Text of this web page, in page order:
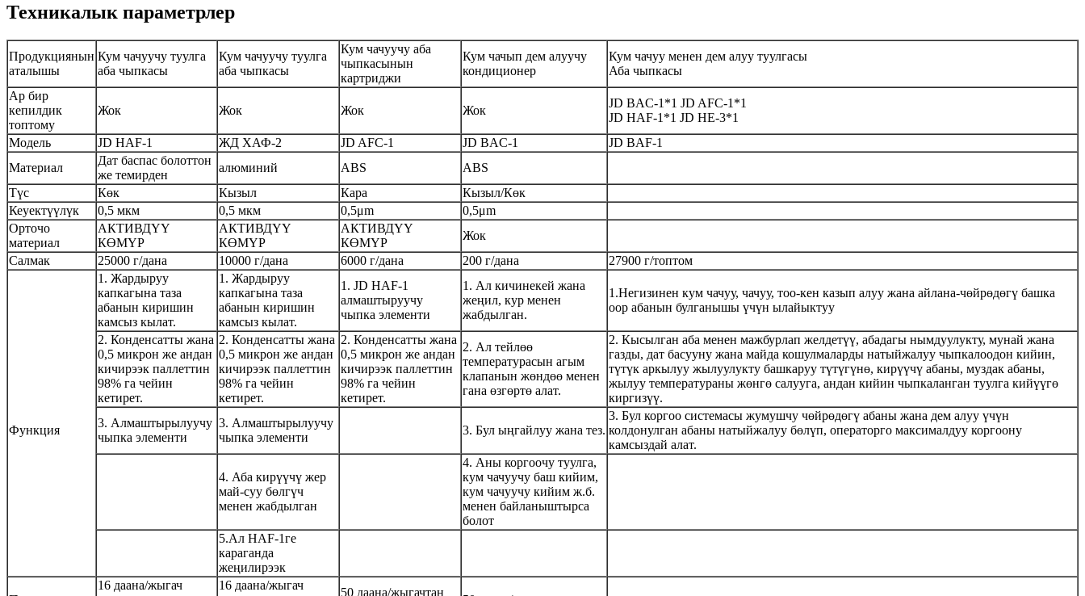
Техникалык параметрлер
Продукциянын
аталышы
Кум чачуучу туулга
аба чыпкасы
Кум чачуучу туулга
аба чыпкасы
Кум чачуучу аба
чыпкасынын
картриджи
Кум чачып дем алуучу
кондиционер
Кум чачуу менен дем алуу туулгасы
Аба чыпкасы
Ар бир
кепилдик
топтому
Жок Жок Жок Жок
JD BAC-1*1 JD AFC-1*1
JD HAF-1*1 JD HE-3*1
Модель
JD HAF-1 ЖД ХАФ-2 JD AFC-1 JD BAC-1
JD BAF-1
Материал
Дат баспас болоттон
же темирден
алюминий ABS
ABS
Түс
Көк Кызыл Кара
Кызыл/Көк
Кеуектүүлүк
0,5 мкм 0,5 мкм 0,5μm 0,5μm
Орточо
материал
АКТИВДҮҮ ​​
КӨМҮР
АКТИВДҮҮ ​​
КӨМҮР
АКТИВДҮҮ ​​
КӨМҮР
Жок
Салмак
25000 г/дана 10000 г/дана 6000 г/дана 200 г/дана 27900 г/топтом
Функция
1. Жардыруу
капкагына таза
абанын киришин
камсыз кылат.
1. Жардыруу
капкагына таза
абанын киришин
камсыз кылат.
1. JD HAF-1
алмаштыруучу
чыпка элементи
1. Ал кичинекей жана
жеңил, кур менен
жабдылган.
1.Негизинен кум чачуу, чачуу, тоо-кен казып алуу жана айлана-чөйрөдөгү башка
оор абанын булганышы үчүн ылайыктуу
2. Конденсатты жана
0,5 микрон же андан
кичирээк паллеттин
98% га чейин
кетирет.
2. Конденсатты жана
0,5 микрон же андан
кичирээк паллеттин
98% га чейин
кетирет.
2. Конденсатты жана
0,5 микрон же андан
кичирээк паллеттин
98% га чейин
кетирет.
2. Ал тейлөө
температурасын агым
клапанын жөндөө менен
гана өзгөртө алат.
2. Кысылган аба менен мажбурлап желдетүү, абадагы нымдуулукту, мунай жана
газды, дат басууну жана майда кошулмаларды натыйжалуу чыпкалоодон кийин,
түтүк аркылуу жылуулукту башкаруу түтүгүнө, кирүүчү абаны, муздак абаны,
жылуу температураны жөнгө салууга, андан кийин чыпкаланган туулга кийүүгө
киргизүү.
3. Алмаштырылуучу
чыпка элементи
3. Алмаштырылуучу
чыпка элементи
3. Бул ыңгайлуу жана тез.
3. Бул коргоо системасы жумушчу чөйрөдөгү абаны жана дем алуу үчүн
колдонулган абаны натыйжалуу бөлүп, операторго максималдуу коргоону
камсыздай алат.
4. Аба кирүүчү жер
май-суу бөлгүч
менен жабдылган
4. Аны коргоочу туулга,
кум чачуучу баш кийим,
кум чачуучу кийим ж.б.
менен байланыштырса
болот
5.Ал HAF-1ге
караганда
жеңилирээк
16 даана/жыгач
16 даана/жыгач
50 даана/жыгачтан